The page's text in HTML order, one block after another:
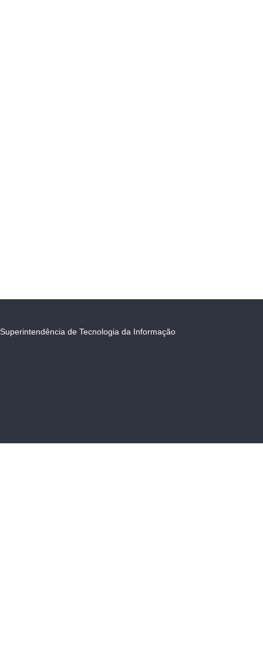
Superintendência de Tecnologia da Informação